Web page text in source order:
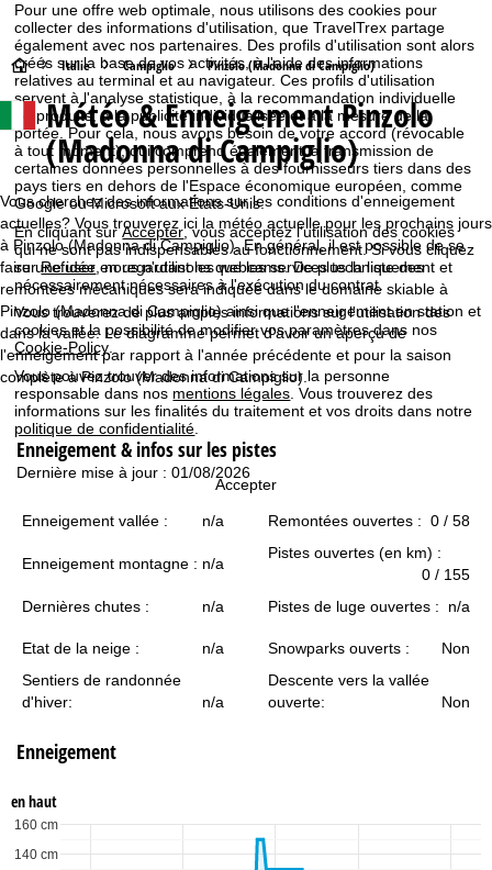
Pour une offre web optimale, nous utilisons des cookies pour
collecter des informations d'utilisation, que TravelTrex partage
également avec nos partenaires. Des profils d'utilisation sont alors
créés sur la base de vos activités, à l'aide des informations
relatives au terminal et au navigateur. Ces profils d'utilisation
servent à l'analyse statistique, à la recommandation individuelle
de produits, à la publicité individualisée et à la mesure de la
portée. Pour cela, nous avons besoin de votre accord (révocable
à tout moment), qui comprend également la transmission de
certaines données personnelles à des fournisseurs tiers dans des
pays tiers en dehors de l'Espace économique européen, comme
Google ou Microsoft aux États-Unis.
En cliquant surAccepter, vous acceptez l'utilisation des cookies
qui ne sont pas indispensables au fonctionnement. Si vous cliquez
surRefuser, nous n'utilisons que les services techniquement et
nécessairement nécessaires à l'exécution du contrat.
Vous trouverez de plus amples informations sur l'utilisation des
cookies et la possibilité de modifier vos paramètres dans nos
Cookie-Policy
Vous pouvez trouver des informations sur la personne
responsable dans nos mentions légales . Vous trouverez des
informations sur les finalités du traitement et vos droits dans notre
politique de confidentialité
Accepter
P
a
g
e
d
'
a
c
c
u
e
i
l
Italie Campiglio Pinzolo (Madonna di Campiglio)
Météo & Enneigement Pinzolo
(Madonna di Campiglio)
Vous cherchez des informations sur les conditions d'enneigement
actuelles? Vous trouverez ici la météo actuelle pour les prochains jours
à Pinzolo (Madonna di Campiglio). En général, il est possible de se
faire une idée en regardant les webcams. De plus la liste des
remontées mécaniques sera indiquée dans le domaine skiable à
Pinzolo (Madonna di Campiglio) ainsi que l'enneigement en station et
dans la vallée. Le diagramme permet d'avoir un aperçu de
l'enneigement par rapport à l'année précédente et pour la saison
complète à Pinzolo (Madonna di Campiglio).
Enneigement & infos sur les pistes
Dernière mise à jour : 01/08/2026
Enneigement vallée : n/a Remontées ouvertes : 0 / 58
Enneigement montagne : n/a
Pistes ouvertes (en km) :
0 / 155
Dernières chutes :
n/a Pistes de luge ouvertes : n/a
Etat de la neige : n/a Snowparks ouverts :
Non
Sentiers de randonnée
d'hiver:
n/a
Descente vers la vallée
ouverte:
Non
Enneigement
en haut
140 cm
160 cm